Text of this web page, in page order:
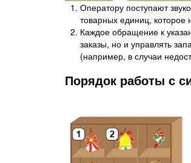
Оператору поступают
товарных единиц, которое
Каждое обращение к
заказы, но и управлять
(например, в случаи
Порядок работы с